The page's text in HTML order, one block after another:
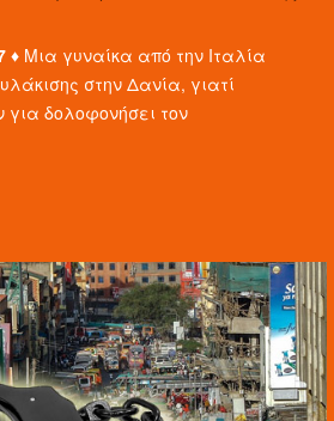
♦ Μια γυναίκα από την Ιταλία
στην Δανία, γιατί
δολοφονήσει τον